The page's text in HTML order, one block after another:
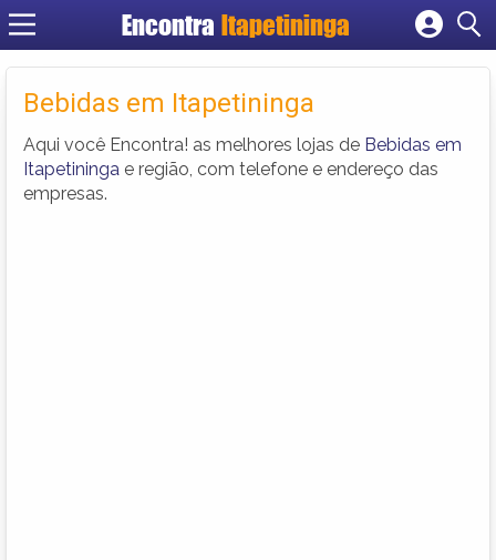
Encontra Itapetininga
Cadastrar empresa
Criar conta
Bebidas em Itapetininga
Aqui você Encontra! as melhores lojas de Bebidas em
Itapetininga e região, com telefone e endereço das
empresas.